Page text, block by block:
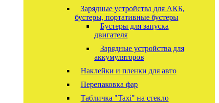
Зарядные устройства для АКБ,
бустеры, портативные бустеры
Бустеры для запуска
двигателя
Зарядные устройства для
аккумуляторов
Наклейки и пленки для авто
Перепаковка фар
Табличка "Taxi" на стекло